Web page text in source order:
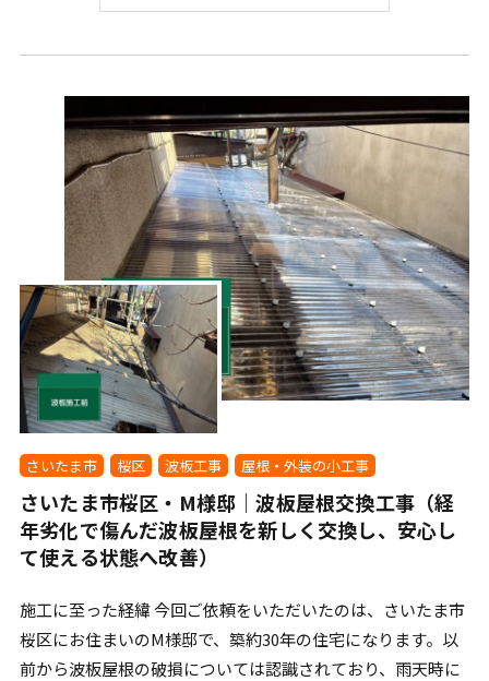
さいたま市 桜区 波板工事 屋根・外装の小工事
さいたま市桜区・M様邸｜波板屋根交換工事（経
年劣化で傷んだ波板屋根を新しく交換し、安心し
て使える状態へ改善）
施工に至った経緯 今回ご依頼をいただいたのは、さいたま市
桜区にお住まいのM様邸で、築約30年の住宅になります。以
前から波板屋根の破損については認識されており、雨天時に